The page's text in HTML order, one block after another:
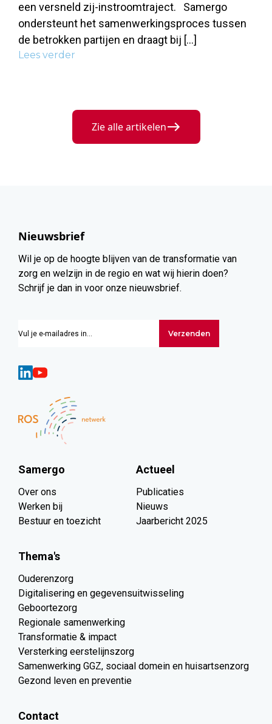
een versneld zij-instroomtraject. Samergo
ondersteunt het samenwerkingsproces tussen
de betrokken partijen en draagt bij […]
Lees verder
Zie alle artikelen
Samergo
Over ons
Werken bij
Bestuur en toezicht
Actueel
Publicaties
Nieuws
Jaarbericht 2025
Thema's
Ouderenzorg
Digitalisering en gegevensuitwisseling
Geboortezorg
Regionale samenwerking
Transformatie & impact
Versterking eerstelijnszorg
Samenwerking GGZ, sociaal domein en huisartsenzorg
Gezond leven en preventie
Contact
Nieuwsbrief
Wil je op de hoogte blijven van de transformatie van
zorg en welzijn in de regio en wat wij hierin doen?
Schrijf je dan in voor onze nieuwsbrief.
Verzenden